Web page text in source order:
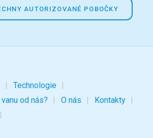
AUTORIZOVANÉ POBOČKY
Technologie
od nás?
O nás
Kontakty